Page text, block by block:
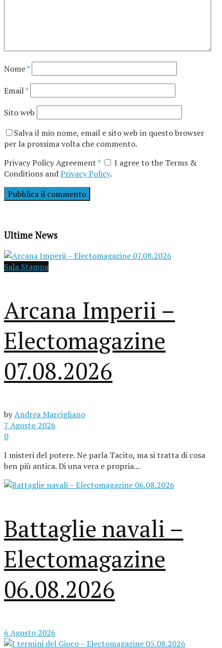
Nome*
Email*
Sito web
Salva il mio nome, email e sito web in questo browser
per la prossima volta che commento.
Privacy Policy Agreement*
I agree to the Terms &
Conditions andPrivacy Policy.
Ultime News
Sala Stampa
Arcana Imperii –
Electomagazine
07.08.2026
byAndrea Marcigliano
7 Agosto 2026
0
I misteri del potere. Ne parla Tacito, ma si tratta di cosa
ben più antica. Di una vera e propria...
Battaglie navali –
Electomagazine
06.08.2026
6 Agosto 2026